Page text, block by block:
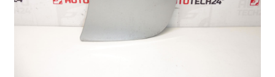
O nás